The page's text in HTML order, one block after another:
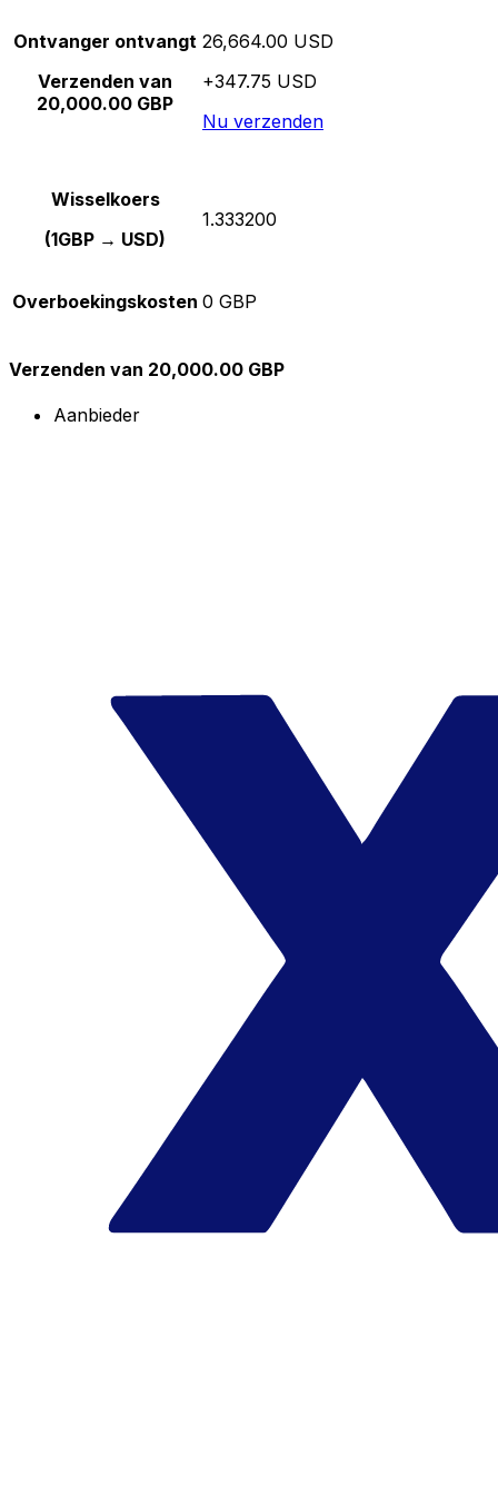
Ontvanger ontvangt
Verzenden van
20,000.00 GBP
26,664.00 USD
+347.75 USD
Nu verzenden
Wisselkoers
(1GBP → USD)
1.333200
Overboekingskosten 0 GBP
Verzenden van 20,000.00 GBP
Aanbieder